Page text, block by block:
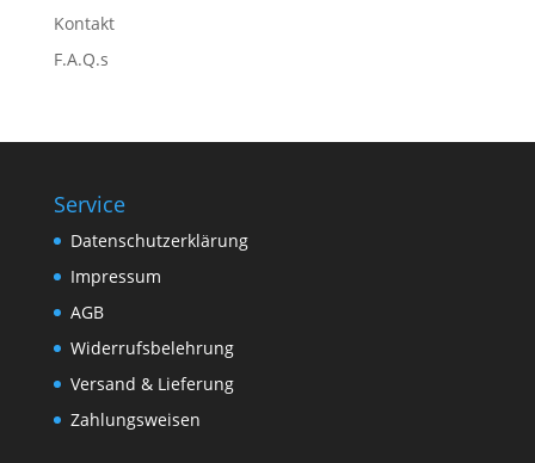
Kontakt
F.A.Q.s
Service
Datenschutzerklärung
Impressum
AGB
Widerrufsbelehrung
Versand & Lieferung
Zahlungsweisen